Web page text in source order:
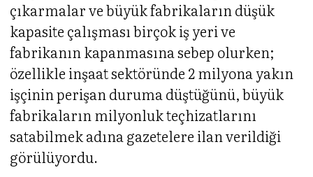
çıkarmalar ve büyük fabrikaların düşük
kapasite çalışması birçok iş yeri ve
fabrikanın kapanmasına sebep olurken;
özellikle inşaat sektöründe 2 milyona yakın
işçinin perişan duruma düştüğünü, büyük
fabrikaların milyonluk teçhizatlarını
satabilmek adına gazetelere ilan verildiği
görülüyordu.